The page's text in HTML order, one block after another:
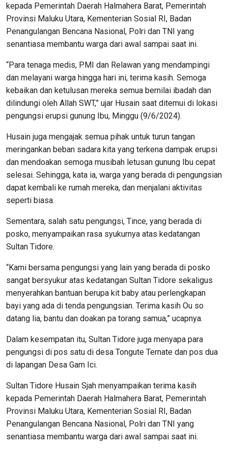
kepada Pemerintah Daerah Halmahera Barat, Pemerintah
Provinsi Maluku Utara, Kementerian Sosial RI, Badan
Penangulangan Bencana Nasional, Polri dan TNI yang
senantiasa membantu warga dari awal sampai saat ini.
“Para tenaga medis, PMI dan Relawan yang mendampingi
dan melayani warga hingga hari ini, terima kasih. Semoga
kebaikan dan ketulusan mereka semua bernilai ibadah dan
dilindungi oleh Allah SWT,” ujar Husain saat ditemui di lokasi
pengungsi erupsi gunung Ibu, Minggu (9/6/2024).
Husain juga mengajak semua pihak untuk turun tangan
meringankan beban sadara kita yang terkena dampak erupsi
dan mendoakan semoga musibah letusan gunung Ibu cepat
selesai. Sehingga, kata ia, warga yang berada di pengungsian
dapat kembali ke rumah mereka, dan menjalani aktivitas
seperti biasa.
Sementara, salah satu pengungsi, Tince, yang berada di
posko, menyampaikan rasa syukurnya atas kedatangan
Sultan Tidore.
“Kami bersama pengungsi yang lain yang berada di posko
sangat bersyukur atas kedatangan Sultan Tidore sekaligus
menyerahkan bantuan berupa kit baby atau perlengkapan
bayi yang ada di tenda pengungsian. Terima kasih Ou so
datang lia, bantu dan doakan pa torang samua,” ucapnya.
Dalam kesempatan itu, Sultan Tidore juga menyapa para
pengungsi di pos satu di desa Tongute Ternate dan pos dua
di lapangan Desa Gam Ici.
Sultan Tidore Husain Sjah menyampaikan terima kasih
kepada Pemerintah Daerah Halmahera Barat, Pemerintah
Provinsi Maluku Utara, Kementerian Sosial RI, Badan
Penangulangan Bencana Nasional, Polri dan TNI yang
senantiasa membantu warga dari awal sampai saat ini.